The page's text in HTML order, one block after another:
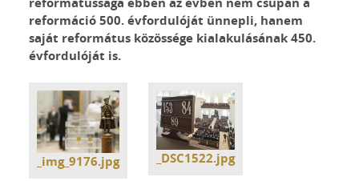
reformáció 500. évfordulóját ünnepli, hanem
saját református közössége kialakulásának 450.
évfordulóját is.
_img_9176.jpg _DSC1522.jpg